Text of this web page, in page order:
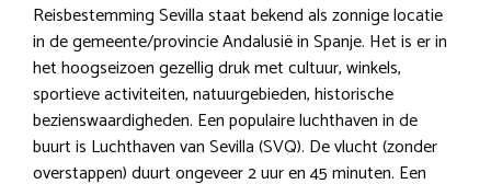
Reisbestemming Sevilla staat bekend als zonnige locatie
in de gemeente/provincie Andalusië in Spanje. Het is er in
het hoogseizoen gezellig druk met cultuur, winkels,
sportieve activiteiten, natuurgebieden, historische
bezienswaardigheden. Een populaire luchthaven in de
buurt is Luchthaven van Sevilla (SVQ). De vlucht (zonder
overstappen) duurt ongeveer 2 uur en 45 minuten. Een